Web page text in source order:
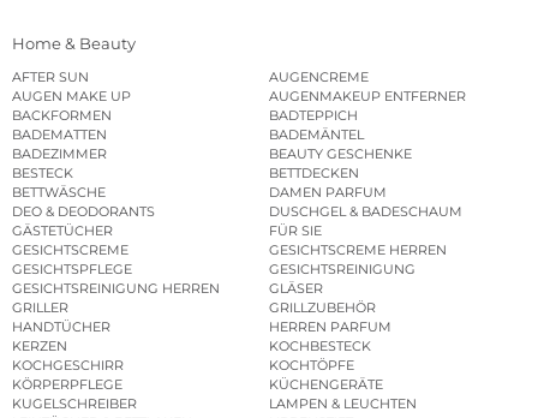
Home & Beauty
AFTER SUN
AUGENCREME
AUGEN MAKE UP
AUGENMAKEUP ENTFERNER
BACKFORMEN
BADTEPPICH
BADEMATTEN
BADEMÄNTEL
BADEZIMMER
BEAUTY GESCHENKE
BESTECK
BETTDECKEN
BETTWÄSCHE
DAMEN PARFUM
DEO & DEODORANTS
DUSCHGEL & BADESCHAUM
GÄSTETÜCHER
FÜR SIE
GESICHTSCREME
GESICHTSCREME HERREN
GESICHTSPFLEGE
GESICHTSREINIGUNG
GESICHTSREINIGUNG HERREN
GLÄSER
GRILLER
GRILLZUBEHÖR
HANDTÜCHER
HERREN PARFUM
KERZEN
KOCHBESTECK
KOCHGESCHIRR
KOCHTÖPFE
KÖRPERPFLEGE
KÜCHENGERÄTE
KUGELSCHREIBER
LAMPEN & LEUCHTEN